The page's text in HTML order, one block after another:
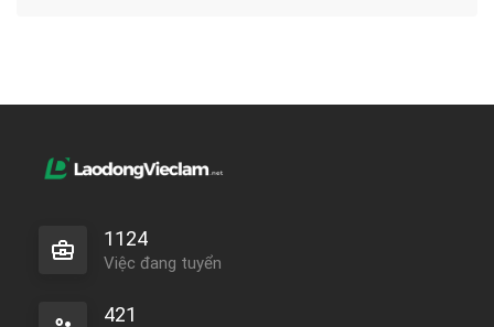
1124
Việc đang tuyển
421